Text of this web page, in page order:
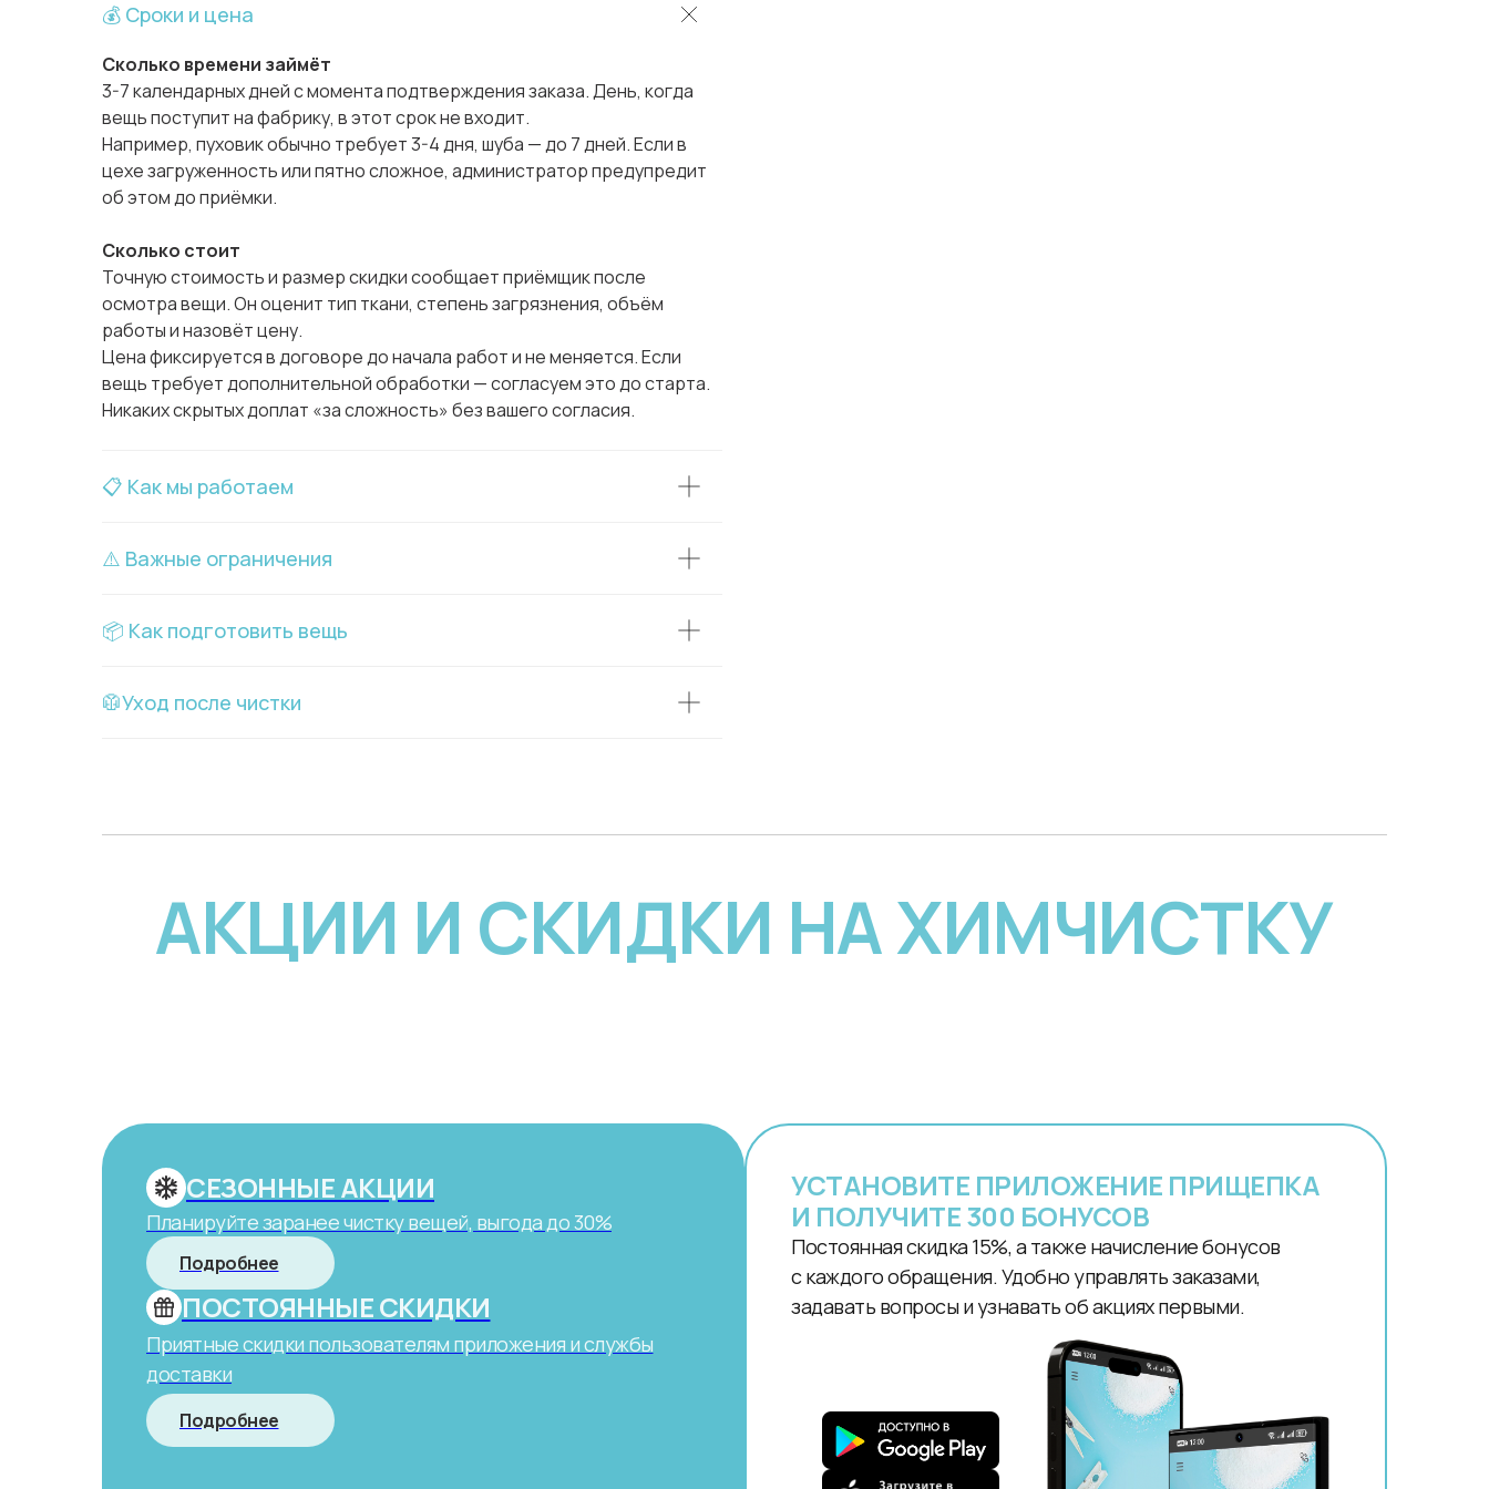
💰 Сроки и цена
Сколько времени займёт
3-7 календарных дней с момента подтверждения заказа. День, когда
вещь поступит на фабрику, в этот срок не входит.
Например, пуховик обычно требует 3-4 дня, шуба — до 7 дней. Если в
цехе загруженность или пятно сложное, администратор предупредит
об этом до приёмки.
Сколько стоит
Точную стоимость и размер скидки сообщает приёмщик после
осмотра вещи. Он оценит тип ткани, степень загрязнения, объём
работы и назовёт цену.
Цена фиксируется в договоре до начала работ и не меняется. Если
вещь требует дополнительной обработки — согласуем это до старта.
Никаких скрытых доплат «за сложность» без вашего согласия.
📋 Как мы работаем
⚠️ Важные ограничения
📦 Как подготовить вещь
🥼Уход после чистки
АКЦИИ И СКИДКИ НА ХИМЧИСТКУ
СЕЗОННЫЕ АКЦИИ
Планируйте заранее чистку вещей, выгода до 30%
Подробнее
ПОСТОЯННЫЕ СКИДКИ
Приятные скидки пользователям приложения и службы
доставки
Подробнее
УСТАНОВИТЕ ПРИЛОЖЕНИЕ ПРИЩЕПКА
И ПОЛУЧИТЕ 300 БОНУСОВ
Постоянная скидка 15%, а также начисление бонусов
с каждого обращения. Удобно управлять заказами,
задавать вопросы и узнавать об акциях первыми.